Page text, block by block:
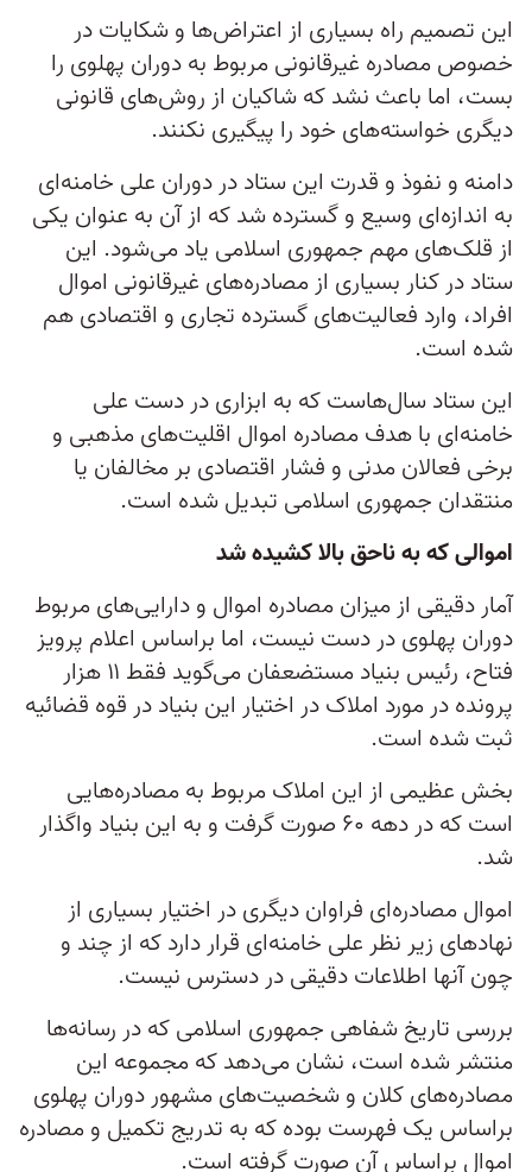
این تصمیم راه بسیاری از اعتراض‌ها و شکایات در
خصوص مصادره غیرقانونی مربوط به دوران پهلوی را
بست، اما باعث نشد که شاکیان از روش‌های قانونی
دیگری خواسته‌های خود را پیگیری نکنند.
دامنه و نفوذ و قدرت این ستاد در دوران علی خامنه‌ای
به اندازه‌ای وسیع و گسترده شد که از آن به عنوان یکی
از قلک‌های مهم جمهوری اسلامی یاد می‌شود. این
ستاد در کنار بسیاری از مصادره‌های غیرقانونی اموال
افراد، وارد فعالیت‌های گسترده تجاری و اقتصادی هم
شده است.
این ستاد سال‌هاست که به ابزاری در دست علی
خامنه‌ای با هدف مصادره اموال اقلیت‌های مذهبی و
برخی فعالان مدنی و فشار اقتصادی بر مخالفان یا
منتقدان جمهوری اسلامی تبدیل شده است.
اموالی که به ناحق بالا کشیده شد
آمار دقیقی از میزان مصادره اموال و دارایی‌های مربوط
دوران پهلوی در دست نیست، اما براساس اعلام پرویز
فتاح، رئیس بنیاد مستضعفان می‌گوید فقط ۱۱ هزار
پرونده در مورد املاک در اختیار این بنیاد در قوه قضائیه
ثبت شده است.
بخش عظیمی از این املاک مربوط به مصادره‌هایی
است که در دهه ۶۰ صورت گرفت و به این بنیاد واگذار
شد.
اموال مصادره‌ای فراوان دیگری در اختیار بسیاری از
نهاد‌های زیر نظر علی خامنه‌ای قرار دارد که از چند و
چون آنها اطلاعات دقیقی در دسترس نیست.
بررسی تاریخ شفاهی جمهوری اسلامی که در رسانه‌ها
منتشر شده است، نشان می‌دهد که مجموعه این
مصادر‌ه‌های کلان و شخصیت‌های مشهور دوران پهلوی
براساس یک فهرست بوده که به تدریج تکمیل و مصادره
اموال براساس آن صورت گرفته است.